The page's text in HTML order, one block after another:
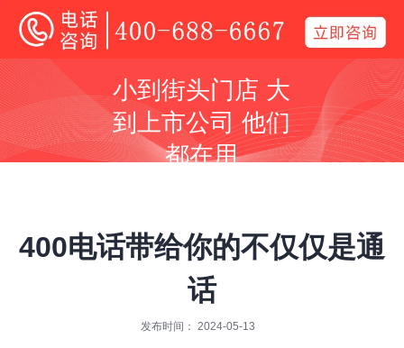
全国400电话受理中心
400号码呼叫中心平台技术服务商
同等号码，服务更优
400电话
小到街头门店 大
到上市公司 他们
都在用
400电话带给你的不仅仅是通
话
发布时间： 2024-05-13